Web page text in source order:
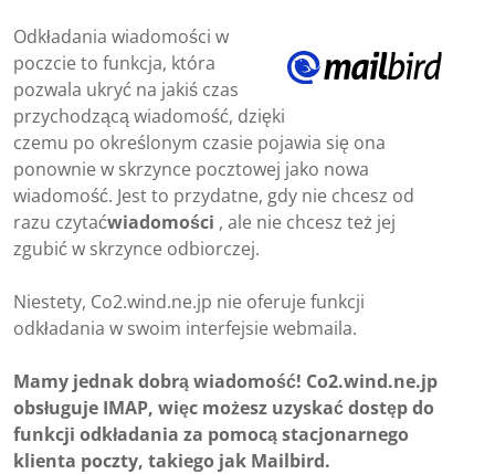
Odkładania wiadomości w
poczcie to funkcja, która
pozwala ukryć na jakiś czas
przychodzącą wiadomość, dzięki
czemu po określonym czasie pojawia się ona
ponownie w skrzynce pocztowej jako nowa
wiadomość. Jest to przydatne, gdy nie chcesz od
razu czytaćwiadomości , ale nie chcesz też jej
zgubić w skrzynce odbiorczej.
Niestety, Co2.wind.ne.jp nie oferuje funkcji
odkładania w swoim interfejsie webmaila.
Mamy jednak dobrą wiadomość! Co2.wind.ne.jp
obsługuje IMAP, więc możesz uzyskać dostęp do
funkcji odkładania za pomocą stacjonarnego
klienta poczty, takiego jak Mailbird.